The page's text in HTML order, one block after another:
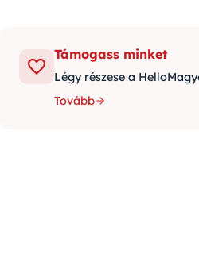
Támogass minket
Légy részese a
Tovább